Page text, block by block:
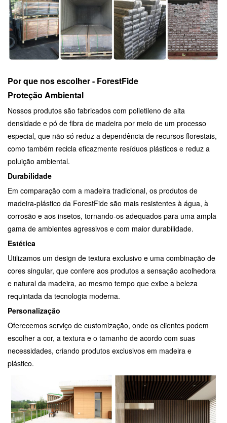
Por que nos escolher - ForestFide
Proteção Ambiental
Nossos produtos são fabricados com polietileno de alta
densidade e pó de fibra de madeira por meio de um processo
especial, que não só reduz a dependência de recursos florestais,
como também recicla eficazmente resíduos plásticos e reduz a
poluição ambiental.
Durabilidade
Em comparação com a madeira tradicional, os produtos de
madeira-plástico da ForestFide são mais resistentes à água, à
corrosão e aos insetos, tornando-os adequados para uma ampla
gama de ambientes agressivos e com maior durabilidade.
Estética
Utilizamos um design de textura exclusivo e uma combinação de
cores singular, que confere aos produtos a sensação acolhedora
e natural da madeira, ao mesmo tempo que exibe a beleza
requintada da tecnologia moderna.
Personalização
Oferecemos serviço de customização, onde os clientes podem
escolher a cor, a textura e o tamanho de acordo com suas
necessidades, criando produtos exclusivos em madeira e
plástico.